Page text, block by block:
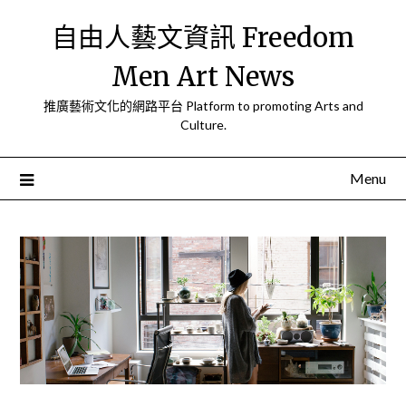
自由人藝文資訊 Freedom
Men Art News
推廣藝術文化的網路平台 Platform to promoting Arts and
Culture.
Menu